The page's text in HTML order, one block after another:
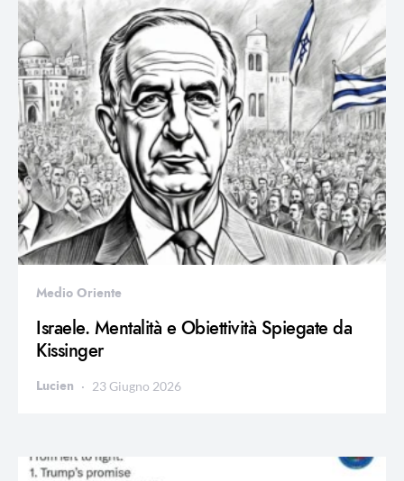
Medio Oriente
Israele. Mentalità e Obiettività Spiegate da
Kissinger
Lucien 23 Giugno 2026